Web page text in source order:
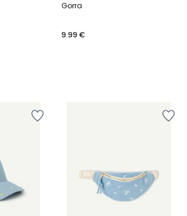
Gorra
9.99 €